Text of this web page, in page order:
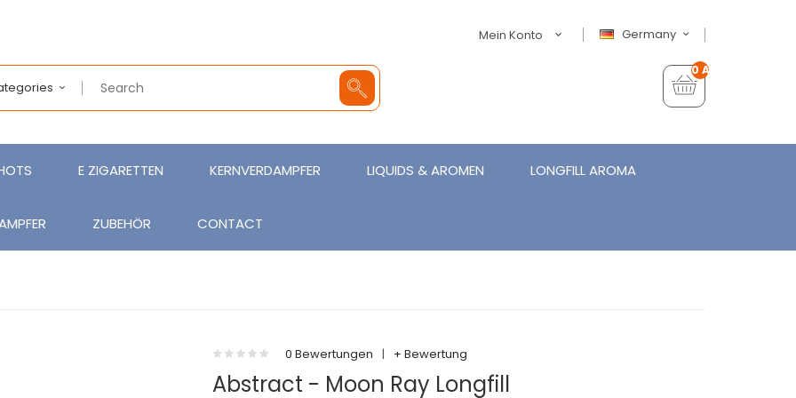
Germany
Mein Konto
0 Artikel - €0,00
E ZIGARETTEN KERNVERDAMPFER LIQUIDS & AROMEN LONGFILL AROMA
ZUBEHÖR CONTACT
0 Bewertungen | + Bewertung
Abstract - Moon Ray Longfill